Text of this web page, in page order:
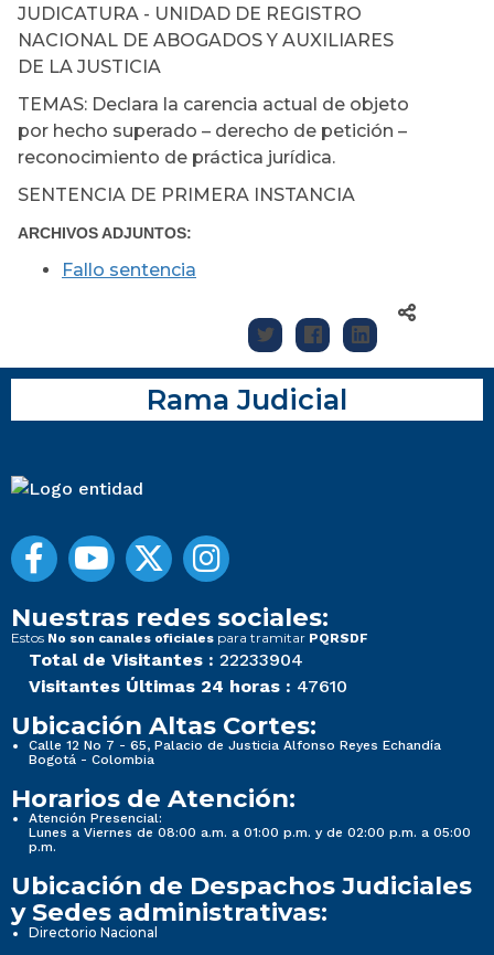
JUDICATURA - UNIDAD DE REGISTRO
NACIONAL DE ABOGADOS Y AUXILIARES
DE LA JUSTICIA
TEMAS: Declara la carencia actual de objeto
por hecho superado – derecho de petición –
reconocimiento de práctica jurídica.
SENTENCIA DE PRIMERA INSTANCIA
ARCHIVOS ADJUNTOS:
Fallo sentencia
Rama Judicial
Nuestras redes sociales:
Estos No son canales oficiales para tramitar PQRSDF
Total de Visitantes : 22233904
Visitantes Últimas 24 horas : 47610
Ubicación Altas Cortes:
Calle 12 No 7 - 65, Palacio de Justicia Alfonso Reyes Echandía
Bogotá - Colombia
Horarios de Atención:
Atención Presencial:
Lunes a Viernes de 08:00 a.m. a 01:00 p.m. y de 02:00 p.m. a 05:00
p.m.
Ubicación de Despachos Judiciales
y Sedes administrativas:
Directorio Nacional